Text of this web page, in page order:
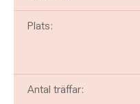
Plats:
Antal träffar: